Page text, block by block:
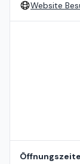
Website